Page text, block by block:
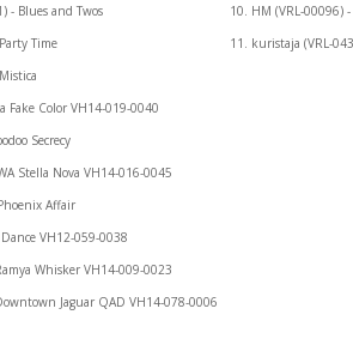
- Blues and Twos
Time
Fake Color VH14-019-0040
Secrecy
Stella Nova VH14-016-0045
Affair
VH12-059-0038
Whisker VH14-009-0023
Jaguar QAD VH14-078-0006
10. HM (VRL-00096)
11. kuristaja (VRL-